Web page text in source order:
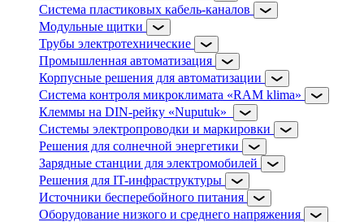
Система пластиковых кабель-каналов
Модульные щитки
Трубы электротехнические
Промышленная автоматизация
Корпусные решения для автоматизации
Система контроля микроклимата «RAM klima»
Клеммы на DIN-рейку «Nuputuk»
Системы электропроводки и маркировки
Решения для солнечной энергетики
Зарядные станции для электромобилей
Решения для IT-инфраструктуры
Источники бесперебойного питания
Оборудование низкого и среднего напряжения